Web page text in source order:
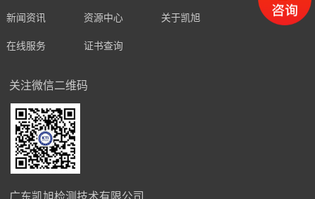
新闻资讯 资源中心 关于凯旭
在线服务 证书查询
关注微信二维码
广东凯旭检测技术有限公司